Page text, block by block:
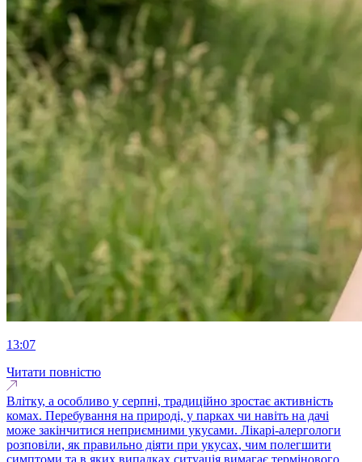
13:07
Читати повністю
Влітку, а особливо у серпні, традиційно зростає активність
комах. Перебування на природі, у парках чи навіть на дачі
може закінчитися неприємними укусами. Лікарі-алергологи
розповіли, як правильно діяти при укусах, чим полегшити
симптоми та в яких випадках ситуація вимагає термінового